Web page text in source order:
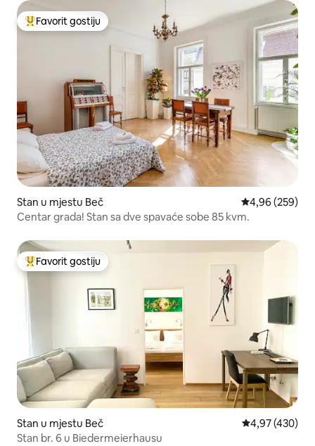
Glavni favorit gostiju
Favorit gostiju
Stan u mjestu Beč prosječna
4,96 (259)
Centar grada! Stan sa dve spavaće sobe 85 kvm.
Glavni favorit gostiju
Favorit gostiju
Stan u mjestu Beč prosječna
4,97 (430)
Stan br. 6 u Biedermeierhausu